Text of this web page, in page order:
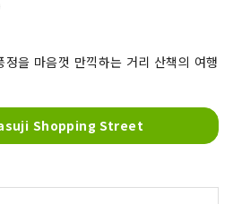
을 마음껏 만끽하는 거리 산책의 여행
Shopping Street